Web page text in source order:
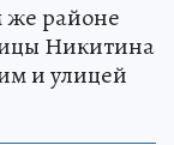
же районе
Никитина
и улицей